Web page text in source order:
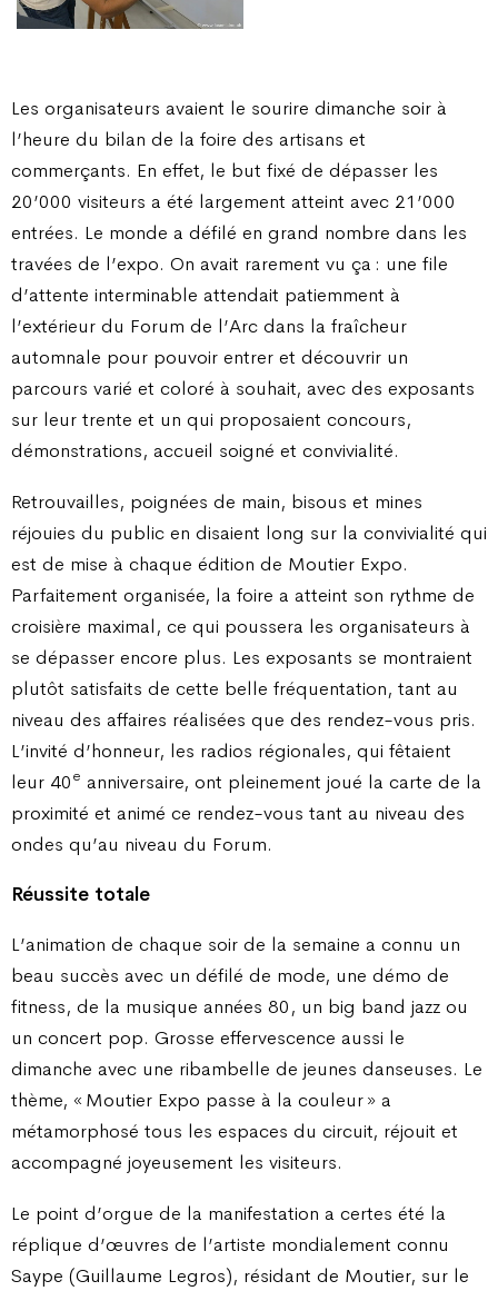
Les organisateurs avaient le sourire dimanche soir à
l’heure du bilan de la foire des artisans et
commerçants. En effet, le but fixé de dépasser les
20’000 visiteurs a été largement atteint avec 21’000
entrées. Le monde a défilé en grand nombre dans les
travées de l’expo. On avait rarement vu ça : une file
d’attente interminable attendait patiemment à
l’extérieur du Forum de l’Arc dans la fraîcheur
automnale pour pouvoir entrer et découvrir un
parcours varié et coloré à souhait, avec des exposants
sur leur trente et un qui proposaient concours,
démonstrations, accueil soigné et convivialité.
Retrouvailles, poignées de main, bisous et mines
réjouies du public en disaient long sur la convivialité qui
est de mise à chaque édition de Moutier Expo.
Parfaitement organisée, la foire a atteint son rythme de
croisière maximal, ce qui poussera les organisateurs à
se dépasser encore plus. Les exposants se montraient
plutôt satisfaits de cette belle fréquentation, tant au
niveau des affaires réalisées que des rendez-vous pris.
L’invité d’honneur, les radios régionales, qui fêtaient
leur 40e anniversaire, ont pleinement joué la carte de la
proximité et animé ce rendez-vous tant au niveau des
ondes qu’au niveau du Forum.
Réussite totale
L’animation de chaque soir de la semaine a connu un
beau succès avec un défilé de mode, une démo de
fitness, de la musique années 80, un big band jazz ou
un concert pop. Grosse effervescence aussi le
dimanche avec une ribambelle de jeunes danseuses. Le
thème, « Moutier Expo passe à la couleur » a
métamorphosé tous les espaces du circuit, réjouit et
accompagné joyeusement les visiteurs.
Le point d’orgue de la manifestation a certes été la
réplique d’œuvres de l’artiste mondialement connu
Saype (Guillaume Legros), résidant de Moutier, sur le